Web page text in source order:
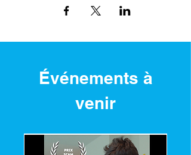
Événements à
venir